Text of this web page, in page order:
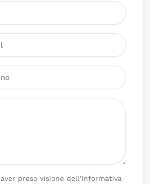
preso visione dell’Informativa